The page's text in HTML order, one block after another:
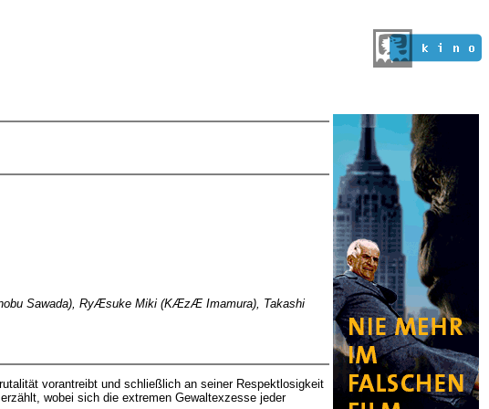
Sawada), RyÆsuke Miki (KÆzÆ Imamura), Takashi
vorantreibt und schließlich an seiner Respektlosigkeit
wobei sich die extremen Gewaltexzesse jeder